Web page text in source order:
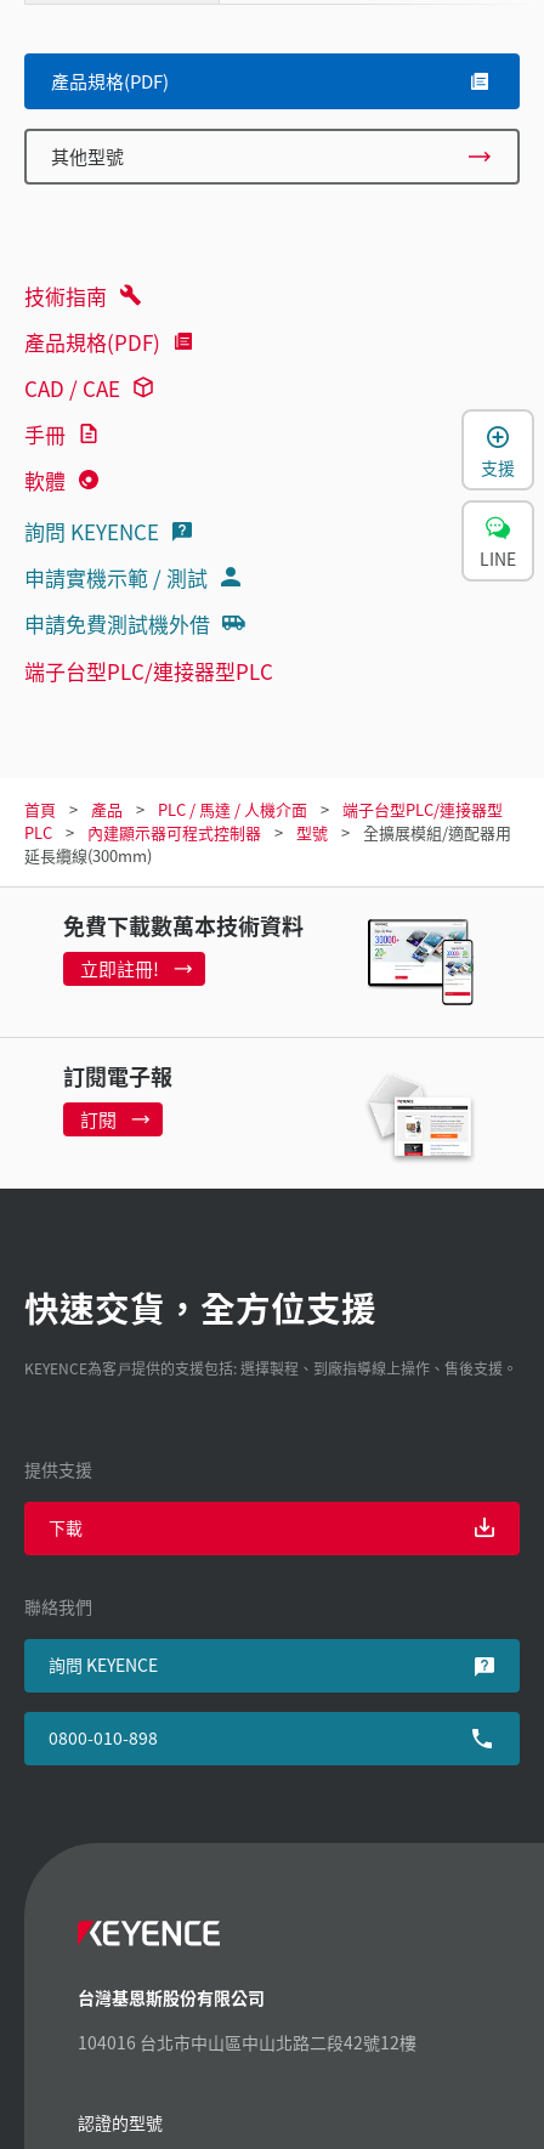
產品規格(PDF)
其他型號
技術指南
產品規格(PDF)
CAD / CAE
手冊
軟體
詢問 KEYENCE
申請實機示範 / 測試
申請免費測試機外借
端子台型PLC/連接器型PLC
首頁 產品 PLC / 馬達 / 人機介面
端子台型PLC/連接器型
PLC
內建顯示器可程式控制器 型號
全擴展模組/適配器用
延長纜線(300mm)
免費下載數萬本技術資料
立即註冊!
訂閱電子報
訂閱
快速交貨，全方位支援
KEYENCE為客戸提供的支援包括: 選擇製程、到廠指導線上操作、售後支援。
提供支援
下載
聯絡我們
詢問 KEYENCE
0800-010-898
台灣基恩斯股份有限公司
104016 台北市中山區中山北路二段42號12樓
認證的型號
支援
LINE